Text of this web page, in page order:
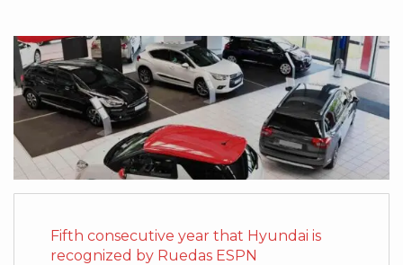
Fifth consecutive year that Hyundai is
recognized by Ruedas ESPN